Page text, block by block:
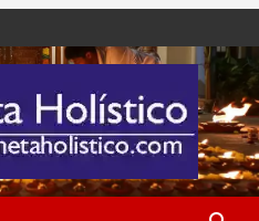
alternativas holísticas, cursos,